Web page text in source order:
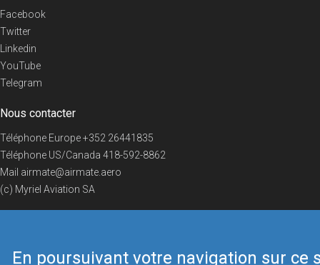
En poursuivant votre navigation sur ce
Facebook
Twitter
Linkedin
YouTube
Telegram
Nous contacter
Téléphone Europe+352 26441835
Téléphone US/Canada 418-592-8862
Mail airmate@airmate.aero
(c) Myriel Aviation SA
© 2019 Airmate -Conditions d'utilisation-Vie privée Back to top